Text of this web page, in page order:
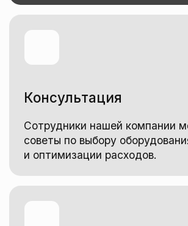
Выполним качественно
работы в короткий срок
Ваша заявка будет обработана
в кратчайшие сроки, и с вами свяжется
специалист для уточнения всех деталей